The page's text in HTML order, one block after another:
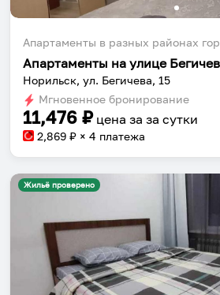
Апартаменты в разных районах
Апартаменты на улице
Норильск, ул. Бегичева, 15
Мгновенное бронирование
11,476 ₽ цена за за сутки
2,869 ₽ × 4 платежа
Жильё проверено